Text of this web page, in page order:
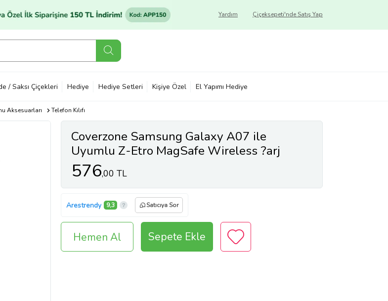
Çiçeksepeti'nde Satış Yap
Yardım
/ Saksı Çiçekleri Hediye Hediye Setleri Kişiye Özel El Yapımı Hediye
Aksesuarları Telefon Kılıfı
Coverzone Samsung Galaxy A07 ile
Uyumlu Z-Etro MagSafe Wireless ?arj
Destekli, G��l� Manyetik Tutucu, Stand
Olabilen, Kamera Lens Hediyeli Koruyucu K?
l?f Siyah
576,00 TL
Arestrendy 9,3 Satıcıya Sor
Hemen Al Sepete Ekle